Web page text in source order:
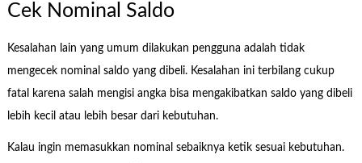
Cek Nominal Saldo
Kesalahan lain yang umum dilakukan pengguna adalah tidak
mengecek nominal saldo yang dibeli. Kesalahan ini terbilang cukup
fatal karena salah mengisi angka bisa mengakibatkan saldo yang dibeli
lebih kecil atau lebih besar dari kebutuhan.
Kalau ingin memasukkan nominal sebaiknya ketik sesuai kebutuhan.